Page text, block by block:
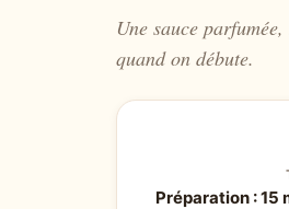
Une sauce
quand on débute.
Préparation : 15